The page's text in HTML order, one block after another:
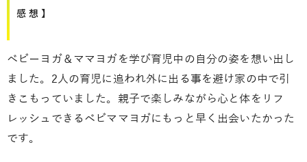
感想】
ベビーヨガ＆ママヨガを学び育児中の自分の姿を想い出し
ました。2人の育児に追われ外に出る事を避け家の中で引
きこもっていました。親子で楽しみながら心と体をリフ
レッシュできるベビママヨガにもっと早く出会いたかった
です。